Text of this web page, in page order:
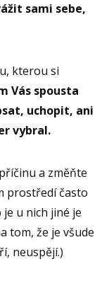
sami sebe,
kterou si
Vás spousta
uchopit, ani
vybral.
a změňte
prostředí často
u nich jiné je
tom, že je všude
neuspějí.)